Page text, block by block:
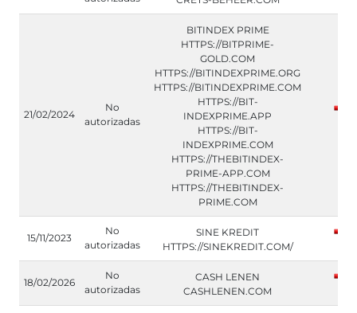
21/02/2024
No
autorizadas
BITINDEX PRIME
HTTPS://BITPRIME-
GOLD.COM
HTTPS://BITINDEXPRIME.ORG
HTTPS://BITINDEXPRIME.COM
HTTPS://BIT-
INDEXPRIME.APP
HTTPS://BIT-
INDEXPRIME.COM
HTTPS://THEBITINDEX-
PRIME-APP.COM
HTTPS://THEBITINDEX-
PRIME.COM
15/11/2023
No
autorizadas
SINE KREDIT
HTTPS://SINEKREDIT.COM/
18/02/2026
No
autorizadas
CASH LENEN
CASHLENEN.COM